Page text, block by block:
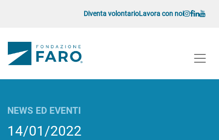
Navigazione principale
Diventa volontarioLavora con noi
Navigazione principale
NEWS ED EVENTI
14/01/2022